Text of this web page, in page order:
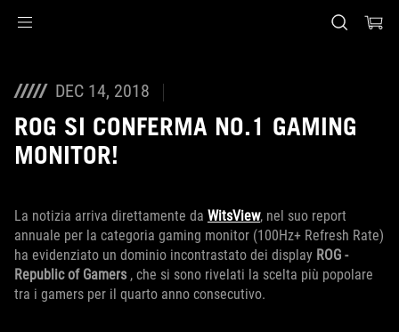
DEC 14, 2018
ROG SI CONFERMA NO.1 GAMING
MONITOR!
La notizia arriva direttamente da WitsView, nel suo report
annuale per la categoria gaming monitor (100Hz+ Refresh Rate)
ha evidenziato un dominio incontrastato dei display ROG -
Republic of Gamers , che si sono rivelati la scelta più popolare
tra i gamers per il quarto anno consecutivo.